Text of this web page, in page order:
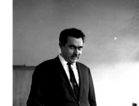
Ministério do Turismo
Ministério do Desenvolvimento Regional
Controladoria-Geral da União
Ministério da Mulher, da Família e dos Direitos